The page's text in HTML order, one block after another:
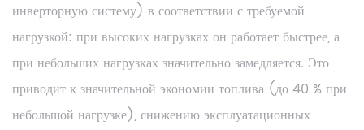
инверторную систему) в соответствии с требуемой
нагрузкой: при высоких нагрузках он работает быстрее, а
при небольших нагрузках значительно замедляется. Это
приводит к значительной экономии топлива (до 40 % при
небольшой нагрузке), снижению эксплуатационных